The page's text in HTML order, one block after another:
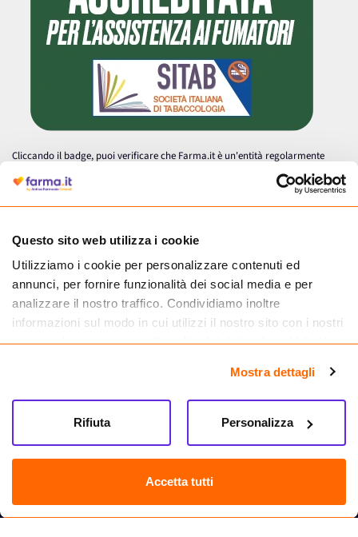
Questo sito web utilizza i cookie
Utilizziamo i cookie per personalizzare contenuti ed
annunci, per fornire funzionalità dei social media e per
analizzare il nostro traffico. Condividiamo inoltre
informazioni sul modo in cui utilizzi il nostro sito con i nostri
partner che si occupano di analisi dei dati web, pubblicità e
informazioni che hai fornito loro o che hanno raccolto dal
tuo utilizzo dei loro servizi.
Mostra dettagli
Accetta tutti
Personalizza
Rifiuta
Cliccando il badge, puoi verificare che Farma.it è un'entità regolarmente
autorizzata dal Ministero della Salute a effettuare la vendita online di
medicinali.
Farma.it S.a.s. P. IVA 07417261216 REA: NA-884088
CREDITS
Sede legale Via delle Repubbliche Marinare 128, 80147 Napoli